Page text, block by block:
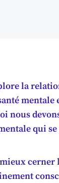
la
nous
qui